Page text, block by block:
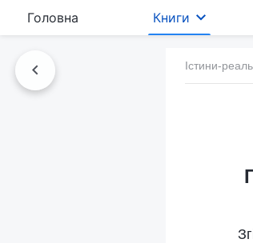
Головна Книги
Істини-